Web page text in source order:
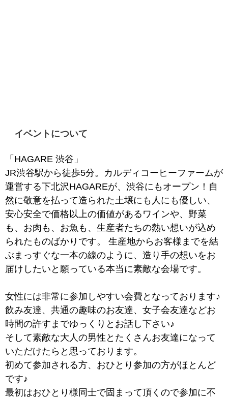
イベントについて
「HAGARE 渋谷」
JR渋谷駅から徒歩5分。カルディコーヒーファームが
運営する下北沢HAGAREが、渋谷にもオープン！自
然に敬意を払って造られた土壌にも人にも優しい、
安心安全で価格以上の価値があるワインや、野菜
も、お肉も、お魚も、生産者たちの熱い想いが込め
られたものばかりです。 生産地からお客様までを結
ぶまっすぐな一本の線のように、造り手の想いをお
届けしたいと願っている本当に素敵な会場です。
女性には非常に参加しやすい会費となっております♪
飲み友達、共通の趣味のお友達、女子会友達などお
時間の許すまでゆっくりとお話し下さい♪
そして素敵な大人の男性とたくさんお友達になって
いただけたらと思っております。
初めて参加される方、おひとり参加の方がほとんど
です♪
最初はおひとり様同士で固まって頂くので参加に不